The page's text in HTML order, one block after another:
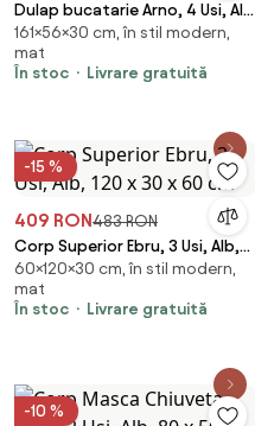
Dulap bucatarie Arno, 4 Usi, Alb,
56 x 30 x 161 cm
161×56×30 cm, în stil modern,
mat
În stoc
Livrare gratuită
-15 %
409 RON483 RON
Corp Superior Ebru, 3 Usi, Alb,
120 x 30 x 60 cm
60×120×30 cm, în stil modern,
mat
În stoc
Livrare gratuită
-10 %